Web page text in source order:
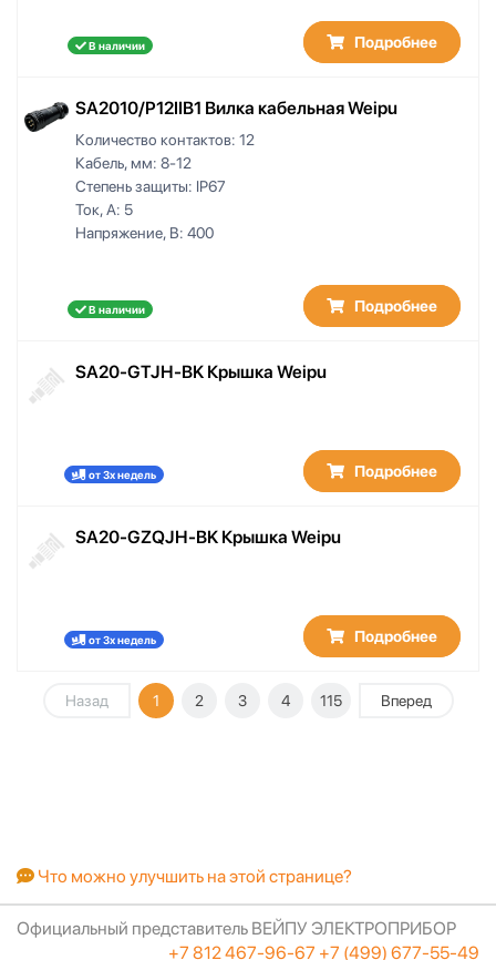
В наличии Подробнее
SA2010/P12IIB1 Вилка кабельная Weipu
Количество контактов: 12
Кабель, мм: 8-12
Степень защиты: IP67
Ток, А: 5
Напряжение, В: 400
В наличии Подробнее
SA20-GTJH-BK Крышка Weipu
от 3х недель Подробнее
SA20-GZQJH-BK Крышка Weipu
от 3х недель Подробнее
Назад 1 2 3 4 115 Вперед
Что можно улучшить на этой странице?
Официальный представитель ВЕЙПУ ЭЛЕКТРОПРИБОР
+7 812 467-96-67 +7 (499) 677-55-49